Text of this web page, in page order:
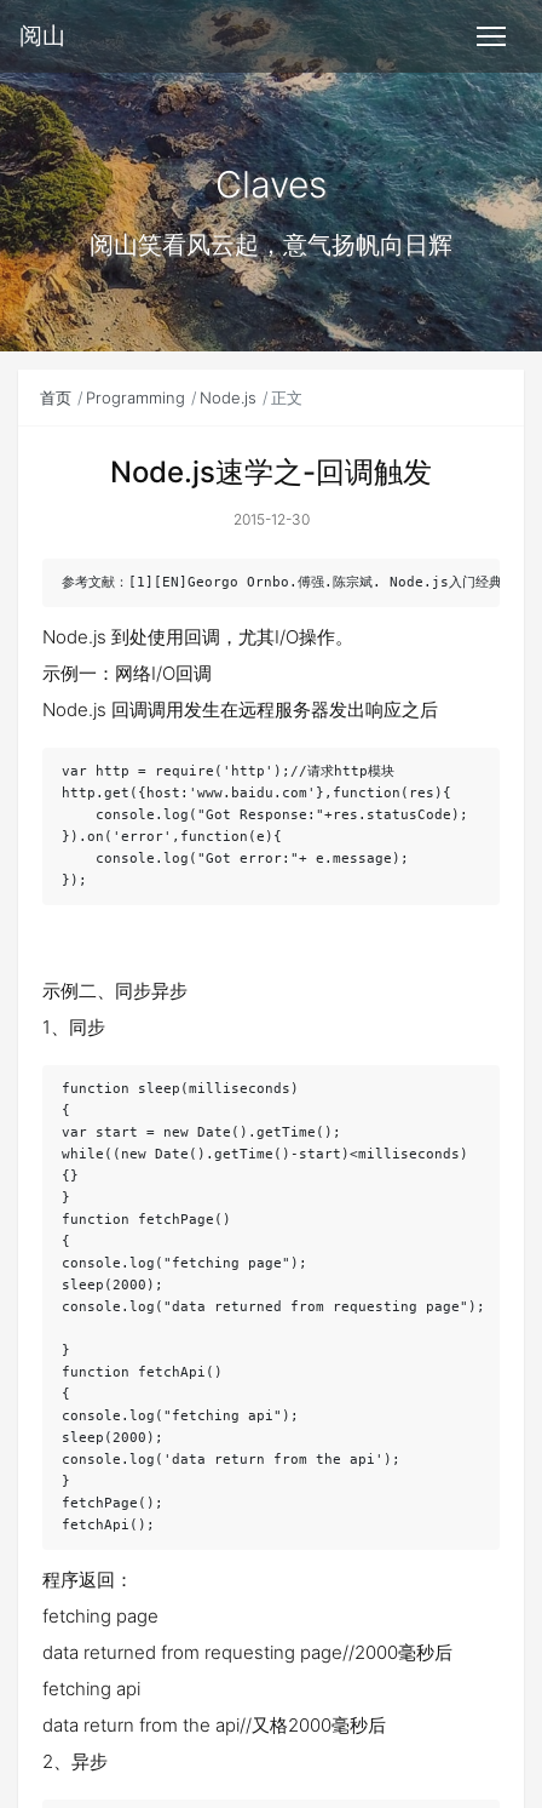
阅山
Claves
阅山笑看风云起，意气扬帆向日辉
首页 Programming Node.js 正文
Node.js速学之-回调触发
2015-12-30
参考文献：[1][EN]Georgo Ornbo.傅强.陈宗斌. Node.js入门经典[M].
Node.js 到处使用回调，尤其I/O操作。
示例一：网络I/O回调
Node.js 回调调用发生在远程服务器发出响应之后
var http = require('http');//请求http模块
http.get({host:'www.baidu.com'},function(res){
    console.log("Got Response:"+res.statusCode);
}).on('error',function(e){
    console.log("Got error:"+ e.message);
示例二、同步异步
1、同步
function sleep(milliseconds)
{
var start = new Date().getTime();
while((new Date().getTime()-start)<milliseconds)
{}
}
function fetchPage()
{
console.log("fetching page");
sleep(2000);
console.log("data returned from requesting page");
}
function fetchApi()
{
console.log("fetching api");
sleep(2000);
console.log('data return from the api');
}
fetchPage();
程序返回：
fetching page
data returned from requesting page//2000毫秒后
fetching api
data return from the api//又格2000毫秒后
2、异步